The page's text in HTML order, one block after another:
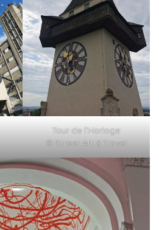
Tour de l’Horloge
© Street Art & Travel